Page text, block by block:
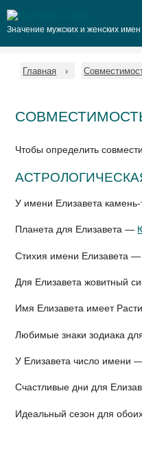
Значение мужских и женских имен
Главная
Чтобы определить
У имени Елизавета
Планета для Елизавета —
Стихия имени Елизавета
Для Елизавета жовитный
Имя Елизавета имеет
Любимые знаки зодиака
У Елизавета число имени
Счастливые дни для
Идеальный сезон для